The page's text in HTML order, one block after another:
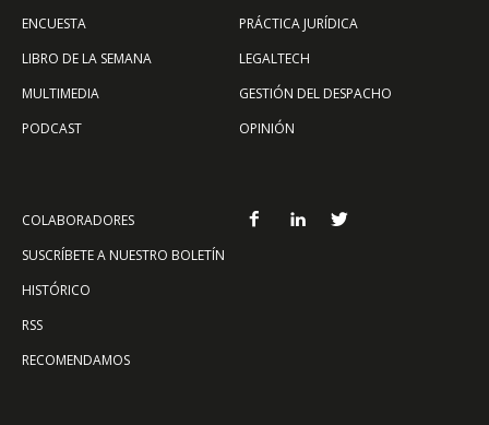
ENCUESTA
LIBRO DE LA SEMANA
MULTIMEDIA
PODCAST
PRÁCTICA JURÍDICA
LEGALTECH
GESTIÓN DEL DESPACHO
OPINIÓN
COLABORADORES
SUSCRÍBETE A NUESTRO BOLETÍN
HISTÓRICO
RSS
RECOMENDAMOS